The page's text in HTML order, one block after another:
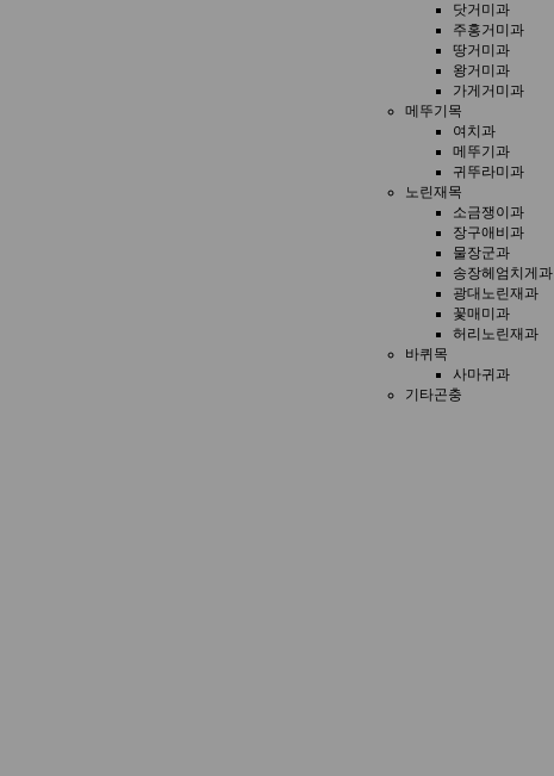
닷거미과
주홍거미과
땅거미과
왕거미과
가게거미과
메뚜기목
여치과
메뚜기과
귀뚜라미과
노린재목
소금쟁이과
장구애비과
물장군과
송장헤엄치게과
광대노린재과
꽃매미과
허리노린재과
바퀴목
사마귀과
기타곤충